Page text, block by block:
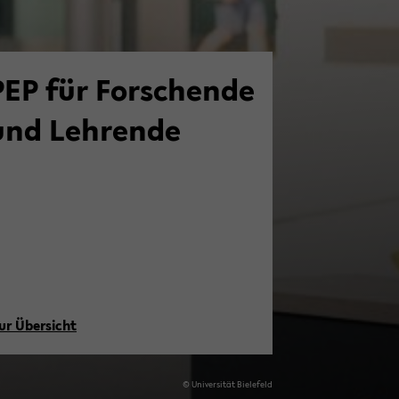
für For­schen­de
Leh­ren­de
Über­sicht
© Uni­ver­si­tät Bie­le­feld